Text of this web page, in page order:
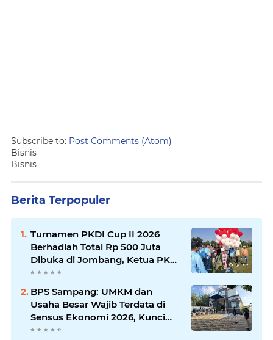
Subscribe to: Post Comments (Atom)
Bisnis
Bisnis
Berita Terpopuler
Turnamen PKDI Cup II 2026
Berhadiah Total Rp 500 Juta
Dibuka di Jombang, Ketua PKDI
Jatim Syaifullah Mahdi: Ajang
Komunikasi Antar-Kades untuk
Memajukan Desa
BPS Sampang: UMKM dan
Usaha Besar Wajib Terdata di
Sensus Ekonomi 2026, Kunci
Kebijakan Tepat Sasaran